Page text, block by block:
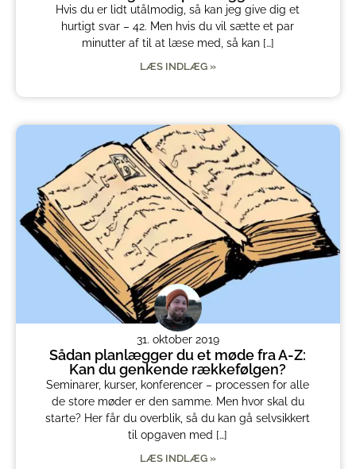
Hvis du er lidt utålmodig, så kan jeg give dig et
hurtigt svar – 42. Men hvis du vil sætte et par
minutter af til at læse med, så kan […]
LÆS INDLÆG »
31. oktober 2019
Sådan planlægger du et møde fra A-Z:
Kan du genkende rækkefølgen?
Seminarer, kurser, konferencer – processen for alle
de store møder er den samme. Men hvor skal du
starte? Her får du overblik, så du kan gå selvsikkert
til opgaven med […]
LÆS INDLÆG »